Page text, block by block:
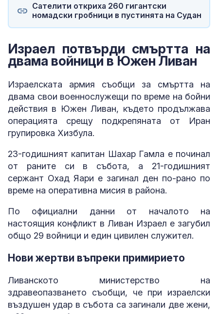
Сателити откриха 260 гигантски
номадски гробници в пустинята на Судан
Израел потвърди смъртта на
двама войници в Южен Ливан
Израелската армия съобщи за смъртта на
двама свои военнослужещи по време на бойни
действия в Южен Ливан, където продължава
операцията срещу подкрепяната от Иран
групировка Хизбула.
23-годишният капитан Шахар Гамла е починал
от раните си в събота, а 21-годишният
сержант Охад Яари е загинал ден по-рано по
време на оперативна мисия в района.
По официални данни от началото на
настоящия конфликт в Ливан Израел е загубил
общо 29 войници и един цивилен служител.
Нови жертви въпреки примирието
Ливанското министерство на
здравеопазването съобщи, че при израелски
въздушен удар в събота са загинали две жени,